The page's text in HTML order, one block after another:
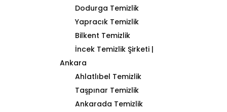
Dodurga Temizlik
Yapracık Temizlik
Bilkent Temizlik
İncek Temizlik Şirketi |
Ankara
Ahlatlıbel Temizlik
Taşpınar Temizlik
Ankarada Temizlik